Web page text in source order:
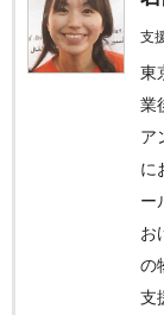
支
東
業
ア
に
ー
お
の
支